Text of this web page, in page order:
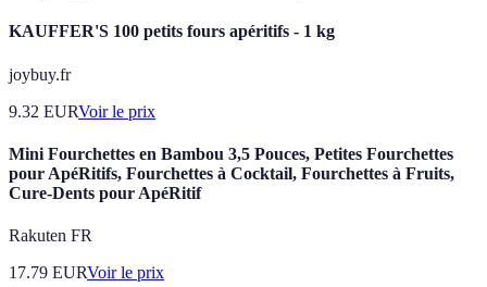
KAUFFER'S 100 petits fours apéritifs - 1 kg
joybuy.fr
9.32 EURVoir le prix
Mini Fourchettes en Bambou 3,5 Pouces, Petites Fourchettes
pour ApéRitifs, Fourchettes à Cocktail, Fourchettes à Fruits,
Cure-Dents pour ApéRitif
Rakuten FR
17.79 EURVoir le prix